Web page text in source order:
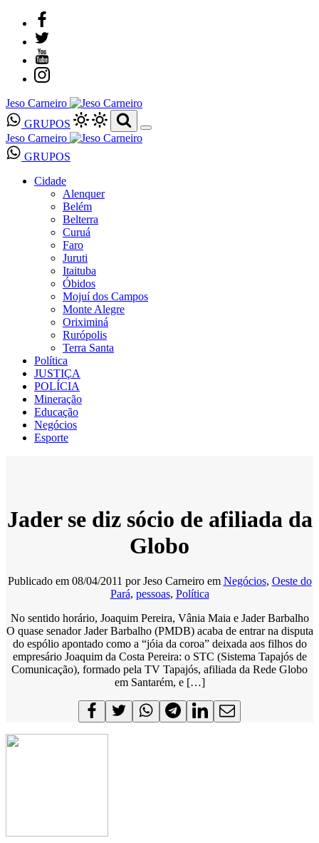
Jeso Carneiro
GRUPOS
Jeso Carneiro
GRUPOS
Cidade
Alenquer
Belém
Belterra
Curuá
Faro
Juruti
Itaituba
Óbidos
Mojuí dos Campos
Monte Alegre
Oriximiná
Rurópolis
Terra Santa
Política
JUSTIÇA
POLÍCIA
Mineração
Educação
Negócios
Esporte
Jader se diz sócio de afiliada da
Globo
Publicado em 08/04/2011 porJeso Carneiro em Negócios, Oeste do
Pará, pessoas, Política
No sentido horário, Joaquim Pereira, Vânia Maia e Jader Barbalho
O quase senador Jader Barbalho (PMDB) acaba de entrar na disputa
do espólio apontado como a “jóia da coroa” deixada aos filhos do
empresário Joaquim da Costa Pereira: o STC (Sistema Tapajós de
Comunicação), formado pela TV Tapajós, afiliada da Rede Globo
em Santarém, e […]